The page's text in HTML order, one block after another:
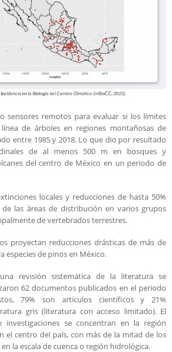
sensores remotos para evaluar si los límites
de árboles en regiones montañosas de
entre 1985 y 2018. Lo que dio por resultado
de al menos 500 m en bosques y
del centro de México en un periodo de
locales y reducciones de hasta 50%
las áreas de distribución en varios grupos
de vertebrados terrestres.
proyectan reducciones drásticas de más de
especies de pinos en México.
revisión sistemática de la literatura se
62 documentos publicados en el periodo
79% son artículos científicos y 21%
gris (literatura con acceso limitado). El
investigaciones se concentran en la región
el centro del país, con más de la mitad de los
la escala de cuenca o región hidrológica.